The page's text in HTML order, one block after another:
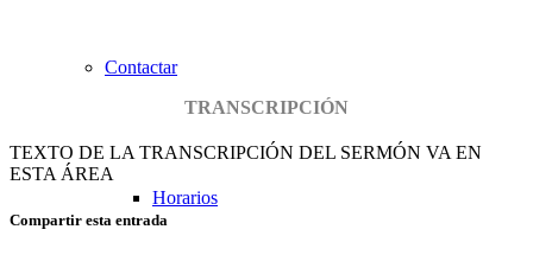
Contactar
Horarios
TRANSCRIPCIÓN
TEXTO DE LA TRANSCRIPCIÓN DEL SERMÓN VA EN
ESTA ÁREA
Compartir esta entrada